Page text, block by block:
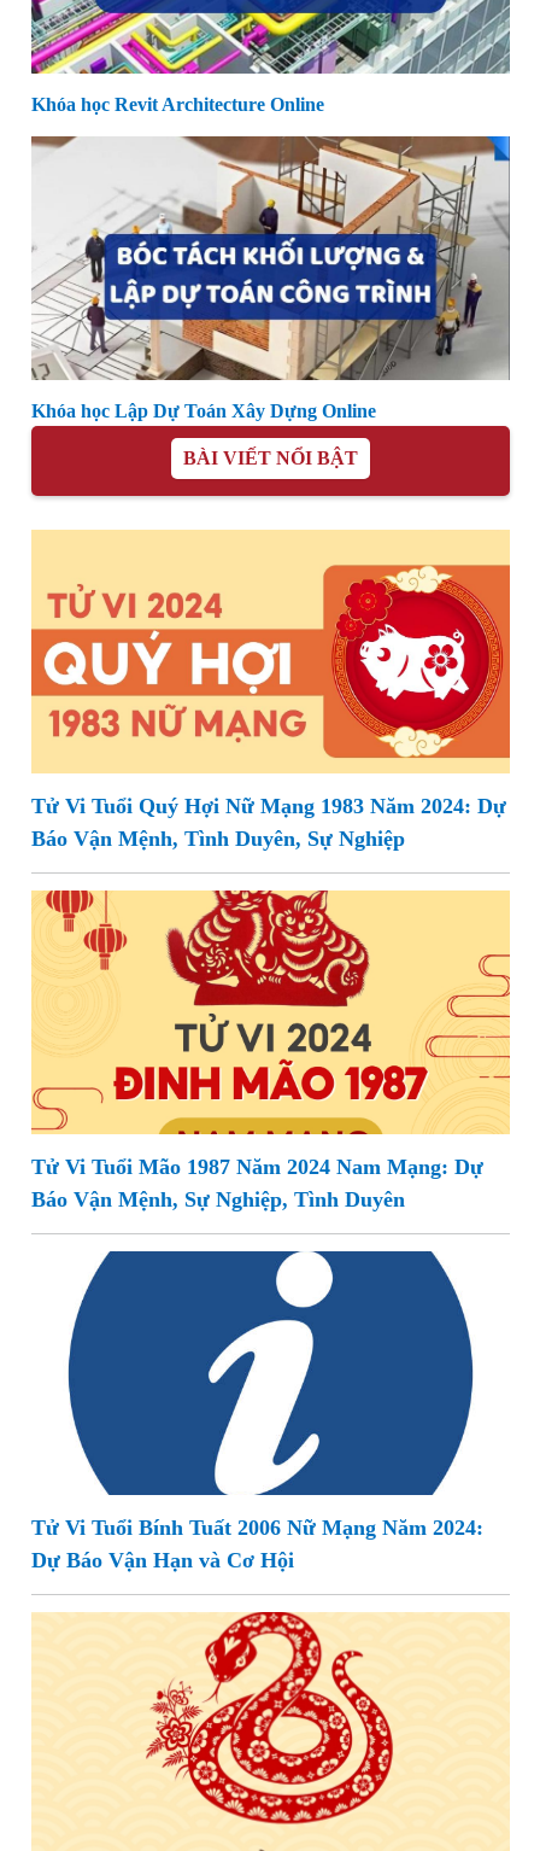
Khóa học Revit Architecture Online
Khóa học Lập Dự Toán Xây Dựng Online
BÀI VIẾT NỔI BẬT
Tử Vi Tuổi Quý Hợi Nữ Mạng 1983 Năm 2024: Dự
Báo Vận Mệnh, Tình Duyên, Sự Nghiệp
Tử Vi Tuổi Mão 1987 Năm 2024 Nam Mạng: Dự
Báo Vận Mệnh, Sự Nghiệp, Tình Duyên
Tử Vi Tuổi Bính Tuất 2006 Nữ Mạng Năm 2024:
Dự Báo Vận Hạn và Cơ Hội